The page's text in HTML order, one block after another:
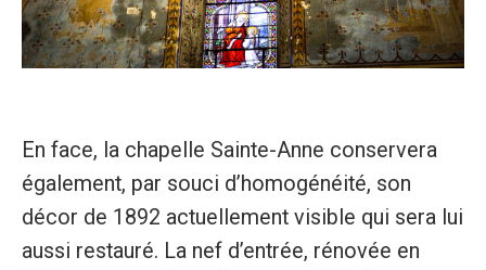
En face, la chapelle Sainte-Anne conservera
également, par souci d’homogénéité, son
décor de 1892 actuellement visible qui sera lui
aussi restauré. La nef d’entrée, rénovée en